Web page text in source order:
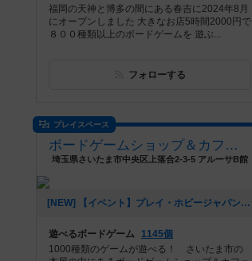
福岡の天神と博多の間にある春吉に2024年8月
にオープンしました 大きなお店5時間2000円で
８００種類以上のボードゲームを 遊ぶ...
フォローする
プレイスペース
ボードゲームショップ＆カフェ クエスチョン
埼玉県さいたま市中央区上落合2-3-5 アルーサB館
[NEW] 【イベント】プレイ・ホビージャパン！ 『ドミニオン』キャンペーン開催！（11/4 追記アリ）（2024年10月24日 21時41分）
遊べるボードゲーム
1145個
1000種類のゲームが遊べる！ さいたま市の